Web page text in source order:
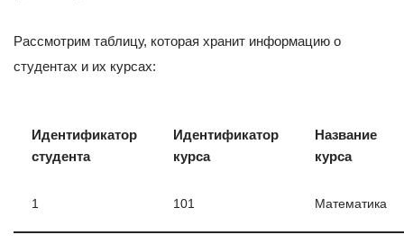
Рассмотрим таблицу, которая хранит информацию о
студентах и их курсах:
Идентификатор
студента
Идентификатор
курса
Название
курса
1 101 Математика